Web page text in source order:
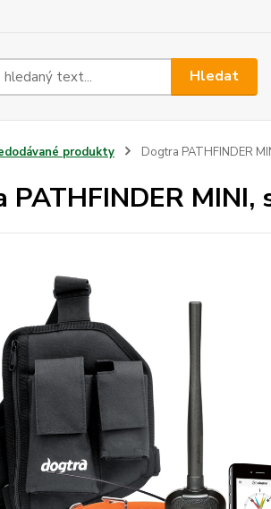
Hledat
produkty Dogtra PATHFINDER
PATHFINDER